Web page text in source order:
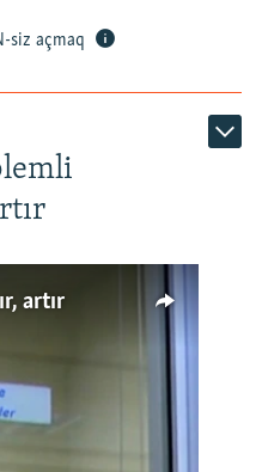
480p
siz açmaq
artır